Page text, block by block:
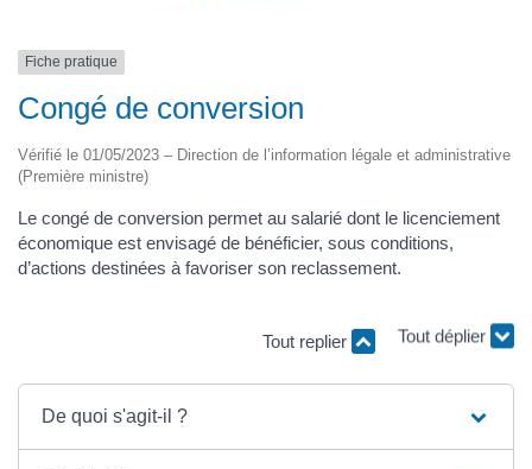
Fiche pratique
Congé de conversion
Vérifié le 01/05/2023 – Direction de l’information légale et administrative
(Première ministre)
Le congé de conversion permet au salarié dont le licenciement
économique est envisagé de bénéficier, sous conditions,
d’actions destinées à favoriser son reclassement.
Tout replier Tout déplier
De quoi s'agit-il ?